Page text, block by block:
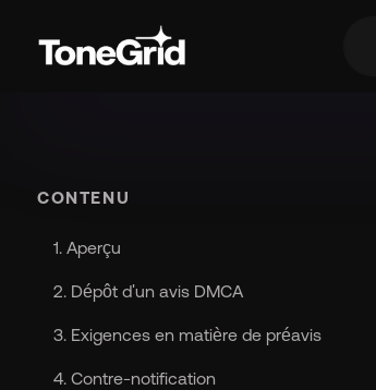
CONTENU
1. Aperçu
2. Dépôt d'un avis DMCA
3. Exigences en matière de préavis
4. Contre-notification